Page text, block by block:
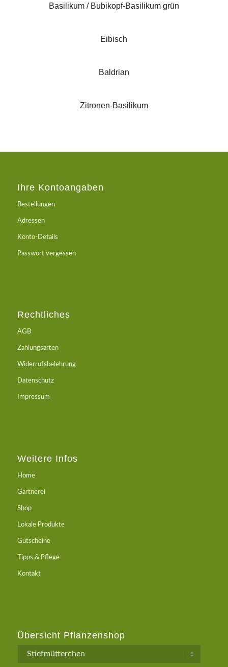
Basilikum / Bubikopf-Basilikum grün
Eibisch
Baldrian
Zitronen-Basilikum
Ihre Kontoangaben
Bestellungen
Adressen
Konto-Details
Passwort vergessen
Rechtliches
AGB
Zahlungsarten
Widerrufsbelehrung
Datenschutz
Impressum
Weitere Infos
Home
Gärtnerei
Shop
Lokale Produkte
Gutscheine
Tipps & Pflege
Kontakt
Übersicht Pflanzenshop